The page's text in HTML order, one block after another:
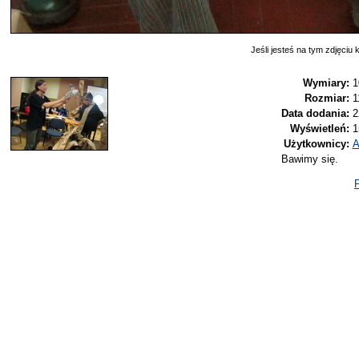
Jeśli jesteś na tym zdjęciu
Wymiary:
Rozmiar:
Data dodania:
Wyświetleń:
Użytkownicy:
Bawimy się.